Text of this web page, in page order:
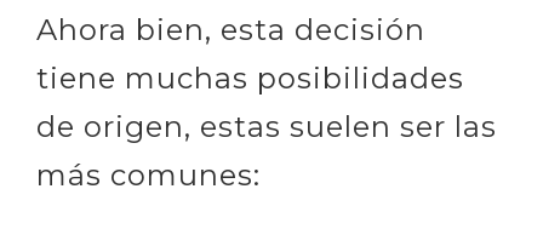
Ahora bien, esta decisión
tiene muchas posibilidades
de origen, estas suelen ser las
más comunes: